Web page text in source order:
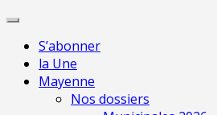
Skip
contentS’abonner
la Une
Mayenne
Nos dossiers